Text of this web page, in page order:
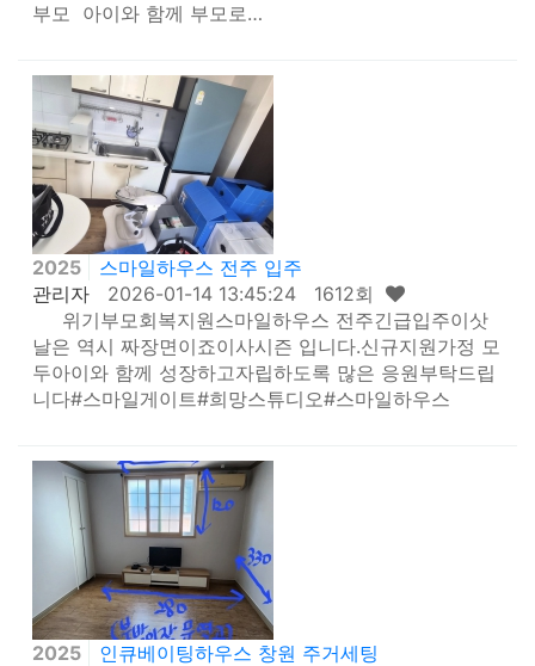
부모 아이와 함께 부모로…
2025
스마일하우스 전주 입주
관리자 2026-01-14 13:45:24 1612회
위기부모회복지원스마일하우스 전주긴급입주이삿
날은 역시 짜장면이죠이사시즌 입니다.신규지원가정 모
두아이와 함께 성장하고자립하도록 많은 응원부탁드립
니다#스마일게이트#희망스튜디오#스마일하우스
2025
인큐베이팅하우스 창원 주거세팅